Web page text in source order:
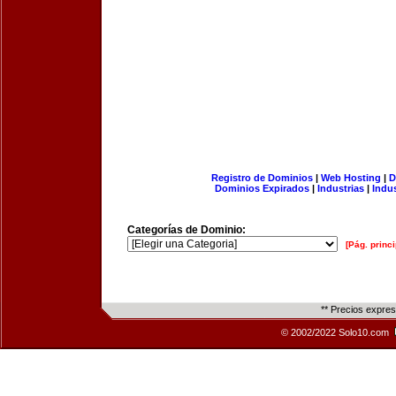
Registro de Dominios| Web Hosting |
Dominios Expirados | Industrias |
Categorías de Dominio:
[Pág.
** Precios
© 2002/2022 Solo10.com